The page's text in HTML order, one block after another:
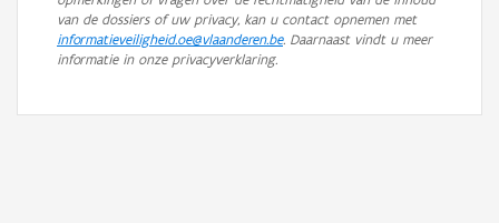
van de dossiers of uw privacy, kan u contact opnemen met
informatieveiligheid.oe@vlaanderen.be. Daarnaast vindt u meer
informatie in onze privacyverklaring.